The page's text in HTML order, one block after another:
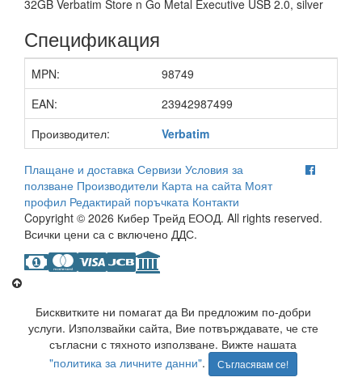
32GB Verbatim Store n Go Metal Executive USB 2.0, silver
Спецификация
MPN:
98749
EAN:
23942987499
Производител:
Verbatim
Плащане и доставка Сервизи Условия за
ползване Производители Карта на сайта Моят
профил Редактирай поръчката Контакти
Copyright © 2026 Кибер Трейд ЕООД. All rights reserved.
Всички цени са с включено ДДС.
Бисквитките ни помагат да Ви предложим по-добри
услуги. Използвайки сайта, Вие потвърждавате, че сте
съгласни с тяхното използване. Вижте нашата
"политика за личните данни". Съгласявам се!